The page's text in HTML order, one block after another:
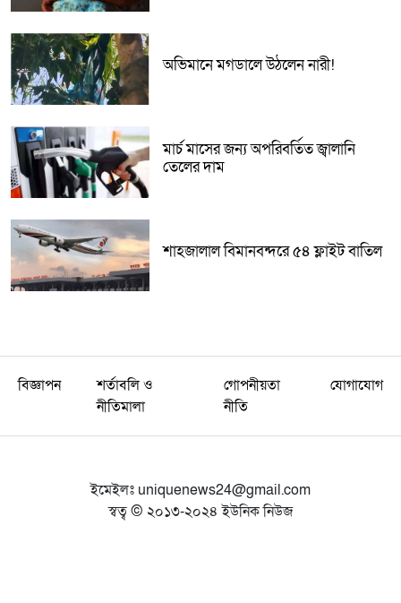
অভিমানে মগডালে উঠলেন নারী!
মার্চ মাসের জন্য অপরিবর্তিত জ্বালানি
তেলের দাম
শাহজালাল বিমানবন্দরে ৫৪ ফ্লাইট বাতিল
বিজ্ঞাপন
শর্তাবলি ও
নীতিমালা
গোপনীয়তা
নীতি
যোগাযোগ
ইমেইলঃ uniquenews24@gmail.com
স্বত্ব © ২০১৩-২০২৪ ইউনিক নিউজ